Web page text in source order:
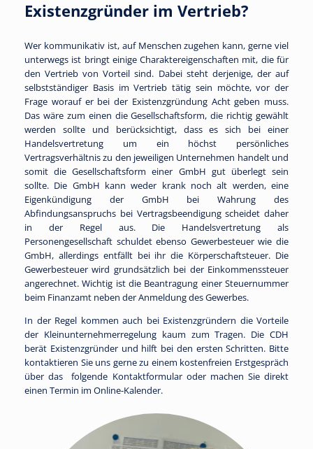
Existenzgründer im Vertrieb?
Wer kommunikativ ist, auf Menschen zugehen kann, gerne viel
unterwegs ist bringt einige Charaktereigenschaften mit, die für
den Vertrieb von Vorteil sind. Dabei steht derjenige, der auf
selbstständiger Basis im Vertrieb tätig sein möchte, vor der
Frage worauf er bei der Existenzgründung Acht geben muss.
Das wäre zum einen die Gesellschaftsform, die richtig gewählt
werden sollte und berücksichtigt, dass es sich bei einer
Handelsvertretung um ein höchst persönliches
Vertragsverhältnis zu den jeweiligen Unternehmen handelt und
somit die Gesellschaftsform einer GmbH gut überlegt sein
sollte. Die GmbH kann weder krank noch alt werden, eine
Eigenkündigung der GmbH bei Wahrung des
Abfindungsanspruchs bei Vertragsbeendigung scheidet daher
in der Regel aus. Die Handelsvertretung als
Personengesellschaft schuldet ebenso Gewerbesteuer wie die
GmbH, allerdings entfällt bei ihr die Körperschaftsteuer. Die
Gewerbesteuer wird grundsätzlich bei der Einkommenssteuer
angerechnet. Wichtig ist die Beantragung einer Steuernummer
beim Finanzamt neben der Anmeldung des Gewerbes.
In der Regel kommen auch bei Existenzgründern die Vorteile
der Kleinunternehmerregelung kaum zum Tragen. Die CDH
berät Existenzgründer und hilft bei den ersten Schritten. Bitte
kontaktieren Sie uns gerne zu einem kostenfreien Erstgespräch
über das folgende Kontaktformular oder machen Sie direkt
einen Termin im Online-Kalender.